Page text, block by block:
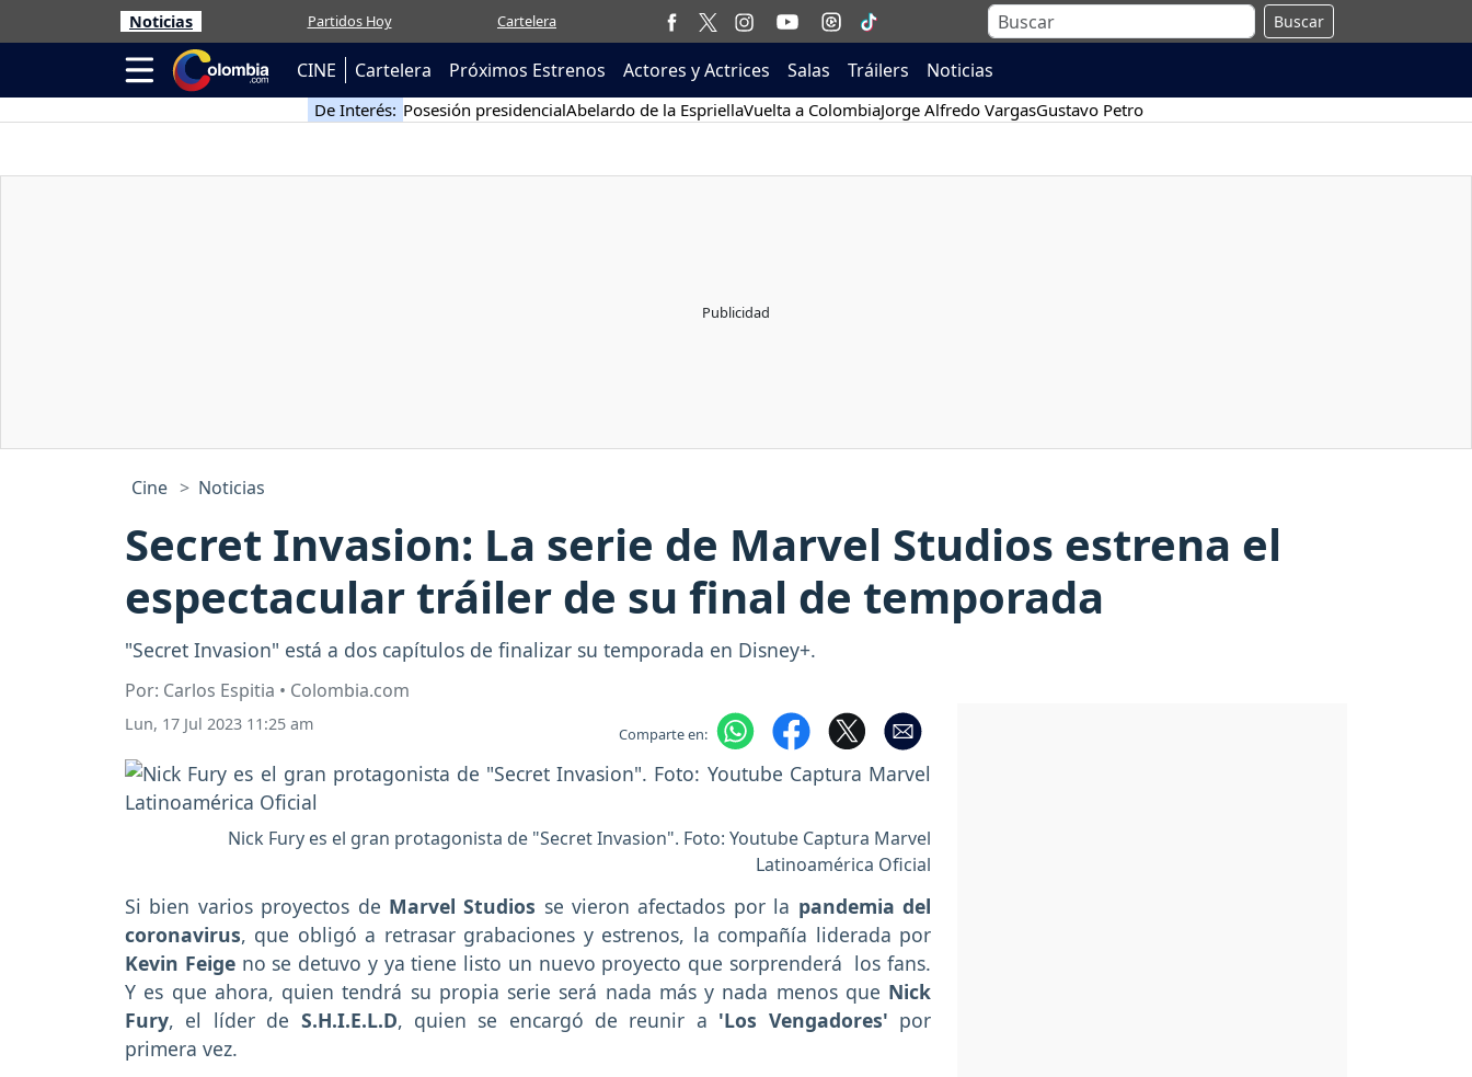
Noticias Partidos Hoy Cartelera Buscar
CINE Cartelera Próximos Estrenos Actores y Actrices Salas Tráilers Noticias
De Interés: Posesión presidencialAbelardo de la EspriellaVuelta a ColombiaJorge Alfredo VargasGustavo Petro
Cine Noticias
Secret Invasion: La serie de Marvel Studios estrena el
espectacular tráiler de su final de temporada
"Secret Invasion" está a dos capítulos de finalizar su temporada en Disney+.
Por: Carlos Espitia • Colombia.com
Lun, 17 Jul 2023 11:25 am Comparte en:
Nick Fury es el gran protagonista de "Secret Invasion". Foto: Youtube Captura Marvel
Latinoamérica Oficial
Si bien varios proyectos de Marvel Studios se vieron afectados por la pandemia del
coronavirus, que obligó a retrasar grabaciones y estrenos, la compañía liderada por
Kevin Feige no se detuvo y ya tiene listo un nuevo proyecto que sorprenderá los fans.
Y es que ahora, quien tendrá su propia serie será nada más y nada menos que Nick
Fury, el líder de S.H.I.E.L.D, quien se encargó de reunir a 'Los Vengadores' por
primera vez.